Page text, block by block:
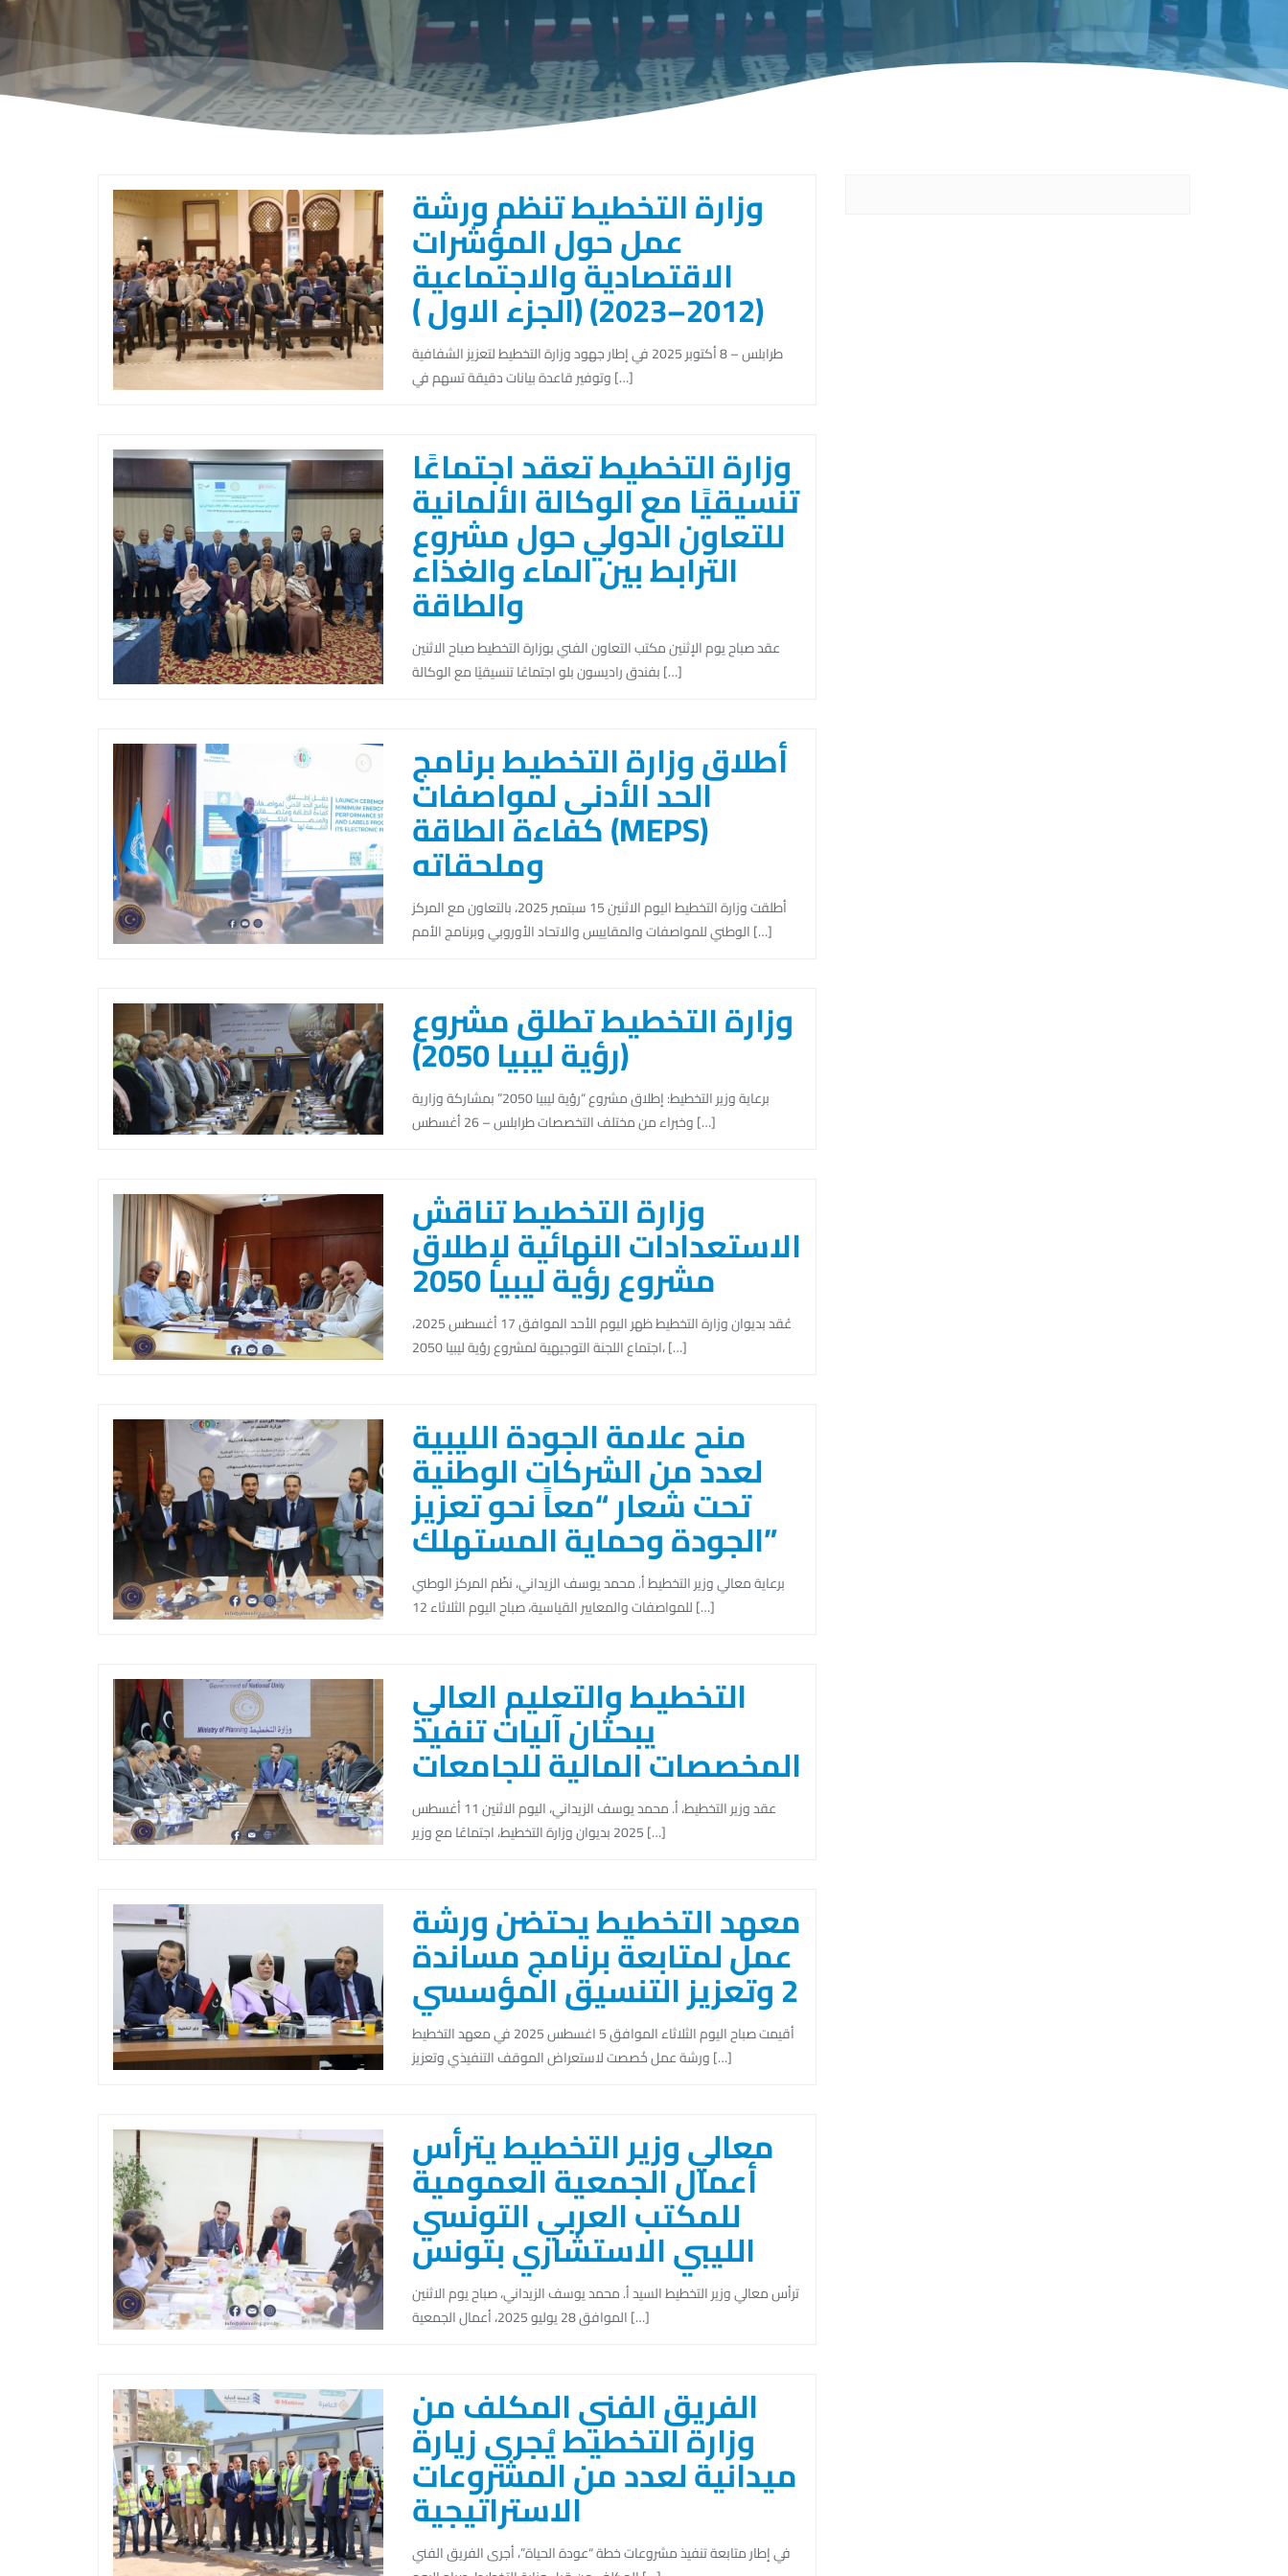
وزارة التخطيط تنظم ورشة
عمل حول المؤشرات
الاقتصادية والاجتماعية
(2012–2023) (الجزء الاول )
طرابلس – 8 أكتوبر 2025 في إطار جهود وزارة التخطيط لتعزيز الشفافية
وتوفير قاعدة بيانات دقيقة تسهم في […]
وزارة التخطيط تعقد اجتماعًا
تنسيقيًا مع الوكالة الألمانية
للتعاون الدولي حول مشروع
الترابط بين الماء والغذاء
والطاقة
عقد صباح يوم الإثنين مكتب التعاون الفني بوزارة التخطيط صباح الاثنين
بفندق راديسون بلو اجتماعًا تنسيقيًا مع الوكالة […]
أطلاق وزارة التخطيط برنامج
الحد الأدنى لمواصفات
كفاءة الطاقة (MEPS)
وملحقاته
أطلقت وزارة التخطيط اليوم الاثنين 15 سبتمبر 2025، بالتعاون مع المركز
الوطني للمواصفات والمقاييس والاتحاد الأوروبي وبرنامج الأمم […]
وزارة التخطيط تطلق مشروع
(رؤية ليبيا 2050)
برعاية وزير التخطيط: إطلاق مشروع “رؤية ليبيا 2050” بمشاركة وزارية
وخبراء من مختلف التخصصات طرابلس – 26 أغسطس […]
وزارة التخطيط تناقش
الاستعدادات النهائية لإطلاق
مشروع رؤية ليبيا 2050
عُقد بديوان وزارة التخطيط ظهر اليوم الأحد الموافق 17 أغسطس 2025،
اجتماع اللجنة التوجيهية لمشروع رؤية ليبيا 2050، […]
منح علامة الجودة الليبية
لعدد من الشركات الوطنية
تحت شعار “معاً نحو تعزيز
الجودة وحماية المستهلك”
برعاية معالي وزير التخطيط أ. محمد يوسف الزيداني، نظّم المركز الوطني
للمواصفات والمعايير القياسية، صباح اليوم الثلاثاء 12 […]
التخطيط والتعليم العالي
يبحثان آليات تنفيذ
المخصصات المالية للجامعات
عقد وزير التخطيط، أ. محمد يوسف الزيداني، اليوم الاثنين 11 أغسطس
2025 بديوان وزارة التخطيط، اجتماعًا مع وزير […]
معهد التخطيط يحتضن ورشة
عمل لمتابعة برنامج مساندة
2 وتعزيز التنسيق المؤسسي
أقيمت صباح اليوم الثلاثاء الموافق 5 اغسطس 2025 في معهد التخطيط
ورشة عمل خُصصت لاستعراض الموقف التنفيذي وتعزيز […]
معالي وزير التخطيط يترأس
أعمال الجمعية العمومية
للمكتب العربي التونسي
الليبي الاستشاري بتونس
ترأس معالي وزير التخطيط السيد أ. محمد يوسف الزيداني، صباح يوم الاثنين
الموافق 28 يوليو 2025، أعمال الجمعية […]
الفريق الفني المكلف من
وزارة التخطيط يُجري زيارة
ميدانية لعدد من المشروعات
الاستراتيجية
في إطار متابعة تنفيذ مشروعات خطة “عودة الحياة”، أجرى الفريق الفني